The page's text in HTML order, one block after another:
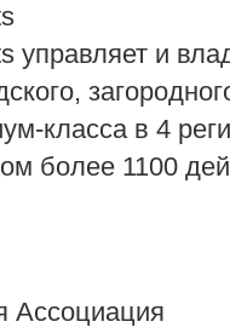
управляет и
класса в 4
более 1100
Ассоциация